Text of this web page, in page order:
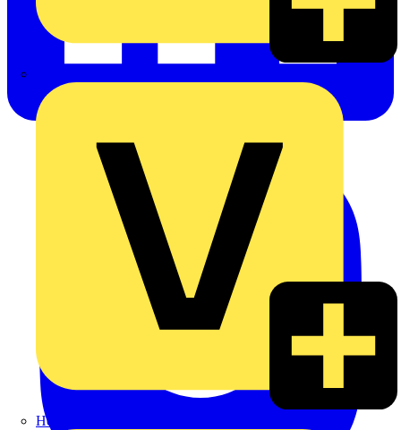
Heinrich Häusler GmbH